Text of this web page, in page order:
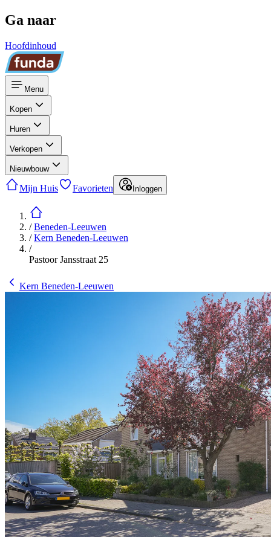
Ga naar
Hoofdinhoud
Menu
Kopen
Huren
Verkopen
Nieuwbouw
Mijn Huis Favorieten Inloggen
/Beneden-Leeuwen
/Kern Beneden-Leeuwen
/
Pastoor Jansstraat 25
Kern Beneden-Leeuwen